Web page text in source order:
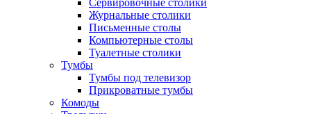
Сервировочные столики
Журнальные столики
Письменные столы
Компьютерные столы
Туалетные столики
Тумбы
Тумбы под телевизор
Прикроватные тумбы
Комоды